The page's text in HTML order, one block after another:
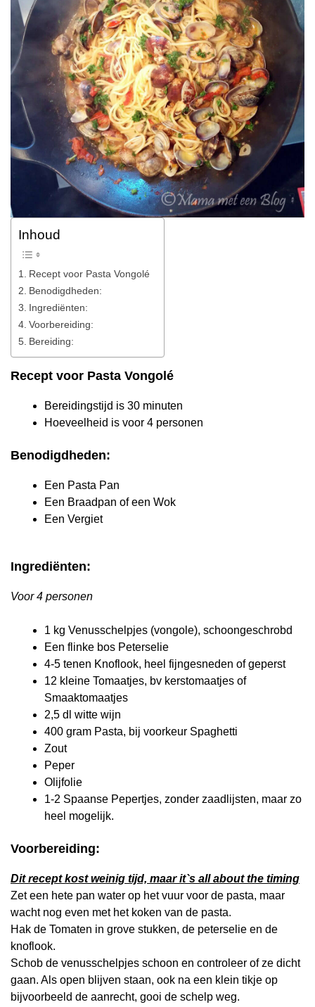
Inhoud
Recept voor Pasta Vongolé
Benodigdheden:
Ingrediënten:
Voorbereiding:
Bereiding:
Recept voor Pasta Vongolé
Bereidingstijd is 30 minuten
Hoeveelheid is voor 4 personen
Benodigdheden:
Een Pasta Pan
Een Braadpan of een Wok
Een Vergiet
Ingrediënten:
Voor 4 personen
1 kg Venusschelpjes (vongole), schoongeschrobd
Een flinke bos Peterselie
4-5 tenen Knoflook, heel fijngesneden of geperst
12 kleine Tomaatjes, bv kerstomaatjes of
Smaaktomaatjes
2,5 dl witte wijn
400 gram Pasta, bij voorkeur Spaghetti
Zout
Peper
Olijfolie
1-2 Spaanse Pepertjes, zonder zaadlijsten, maar zo
heel mogelijk.
Voorbereiding:
Dit recept kost weinig tijd, maar it`s all about the timing
Zet een hete pan water op het vuur voor de pasta, maar
wacht nog even met het koken van de pasta.
Hak de Tomaten in grove stukken, de peterselie en de
knoflook.
Schob de venusschelpjes schoon en controleer of ze dicht
gaan. Als open blijven staan, ook na een klein tikje op
bijvoorbeeld de aanrecht, gooi de schelp weg.